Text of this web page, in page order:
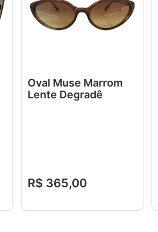
Oval Muse Marrom
Lente Degradê
R$ 365,00